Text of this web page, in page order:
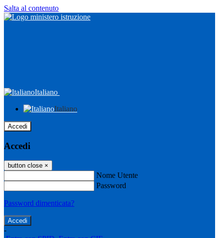
Salta al contenuto
Italiano
Italiano
Accedi
Accedi
button close ×
Nome Utente
Password
Password dimenticata?
-